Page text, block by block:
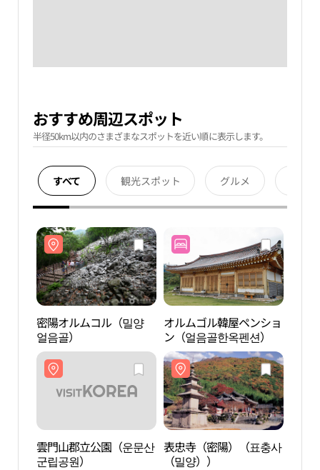
おすすめ周辺スポット
半径50km以内のさまざまなスポットを近い順に表示します。
すべて 観光スポット グルメ
密陽オルムコル（밀양
얼음골）
オルムゴル韓屋ペンショ
ン（얼음골한옥펜션）
雲門山郡立公園（운문산
군립공원）
表忠寺（密陽）（표충사
（밀양））